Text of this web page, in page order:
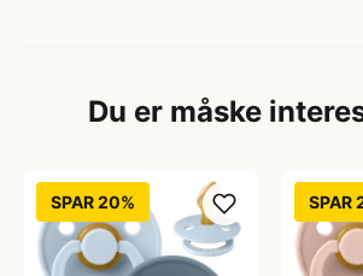
Du er måske
SPAR 20% SPAR